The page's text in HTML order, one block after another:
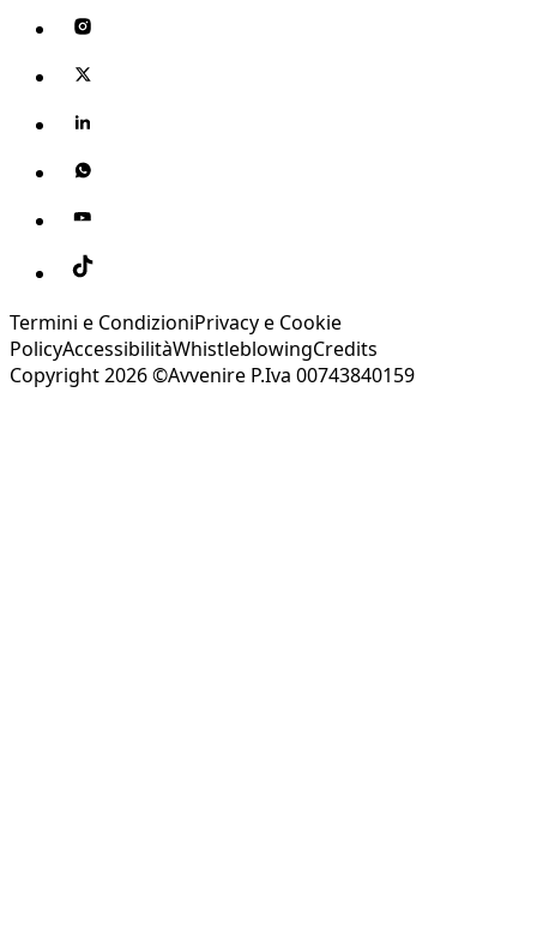
Termini e CondizioniPrivacy e Cookie
PolicyAccessibilitàWhistleblowingCredits
Copyright 2026 ©Avvenire P.Iva 00743840159